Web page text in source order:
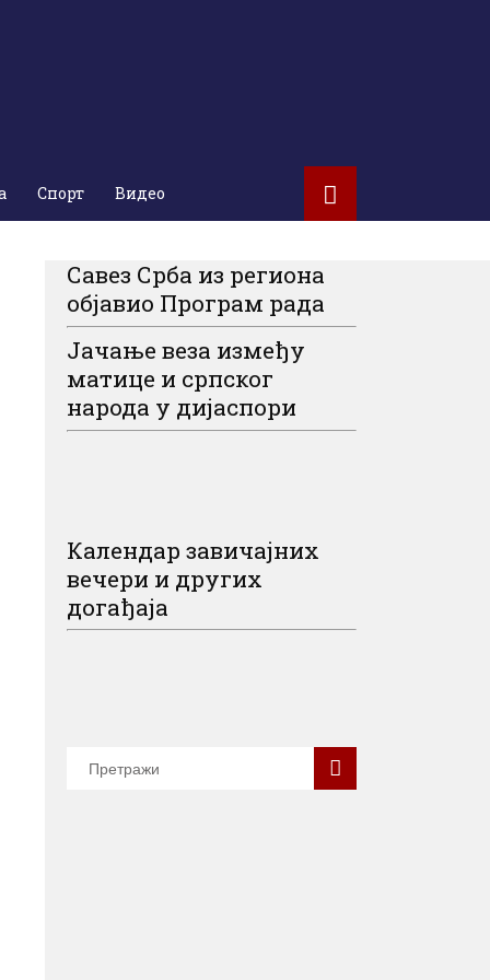
Спорт Видео
Савез Срба из региона
објавио Програм рада
Јачање веза између
матице и српског
народа у дијаспори
Календар завичајних
вечери и других
догађаја